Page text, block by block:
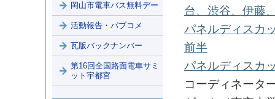
台、渋谷、伊藤
パネルディスカ
前半
パネルディスカ
コーディネータ
岡山市電車バス無料デー
活動報告・パブコメ
瓦版バックナンバー
第16回全国路面電車サミ
ット宇都宮